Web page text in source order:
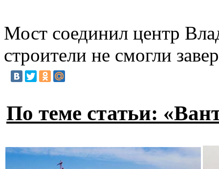
Мост соединил центр
строители не смогли
По теме статьи: